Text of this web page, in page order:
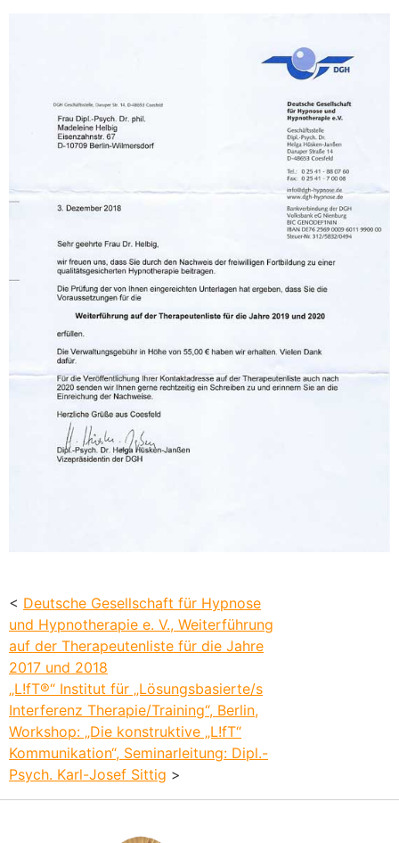
< Deutsche Gesellschaft für Hypnose
und Hypnotherapie e. V., Weiterführung
auf der Therapeutenliste für die Jahre
2017 und 2018
„L!fT®“ Institut für „Lösungsbasierte/s
Interferenz Therapie/Training“, Berlin,
Workshop: „Die konstruktive „L!fT“
Kommunikation“, Seminarleitung: Dipl.-
Psych. Karl-Josef Sittig >